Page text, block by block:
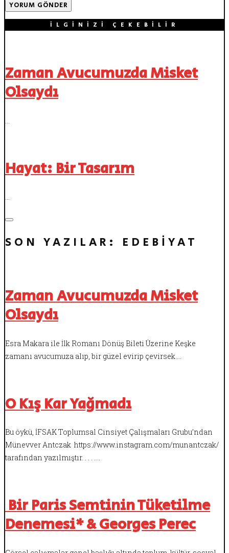
İLGINIZI ÇEKEBILIR
Zaman Avucumuzda Misket
Olsaydı
…
Hayat: Bir Tasarım
…
SON YAZILAR: EDEBIYAT
Zaman Avucumuzda Misket
Olsaydı
Esra Makara ile İlk Romanı Dönüş Bileti Üzerine Keşke
zamanı avucumuza alıp, bir güzel evirip çevirsek.…
O Kış Kar Yağmadı
Bu öykü, İFSAK Toplumsal Cinsiyet Çalışmaları Grubu’ndan
Münevver Antczak https://www.instagram.com/munantczak/
tarafından yazılmıştır. . . . .…
Bir Paris Semtinin Tüketilme
Denemesi* & Georges Perec